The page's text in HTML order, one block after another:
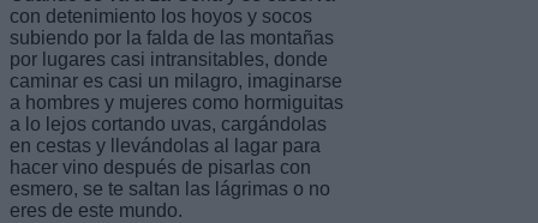
con detenimiento los hoyos y socos
subiendo por la falda de las montañas
por lugares casi intransitables, donde
caminar es casi un milagro, imaginarse
a hombres y mujeres como hormiguitas
a lo lejos cortando uvas, cargándolas
en cestas y llevándolas al lagar para
hacer vino después de pisarlas con
esmero, se te saltan las lágrimas o no
eres de este mundo.